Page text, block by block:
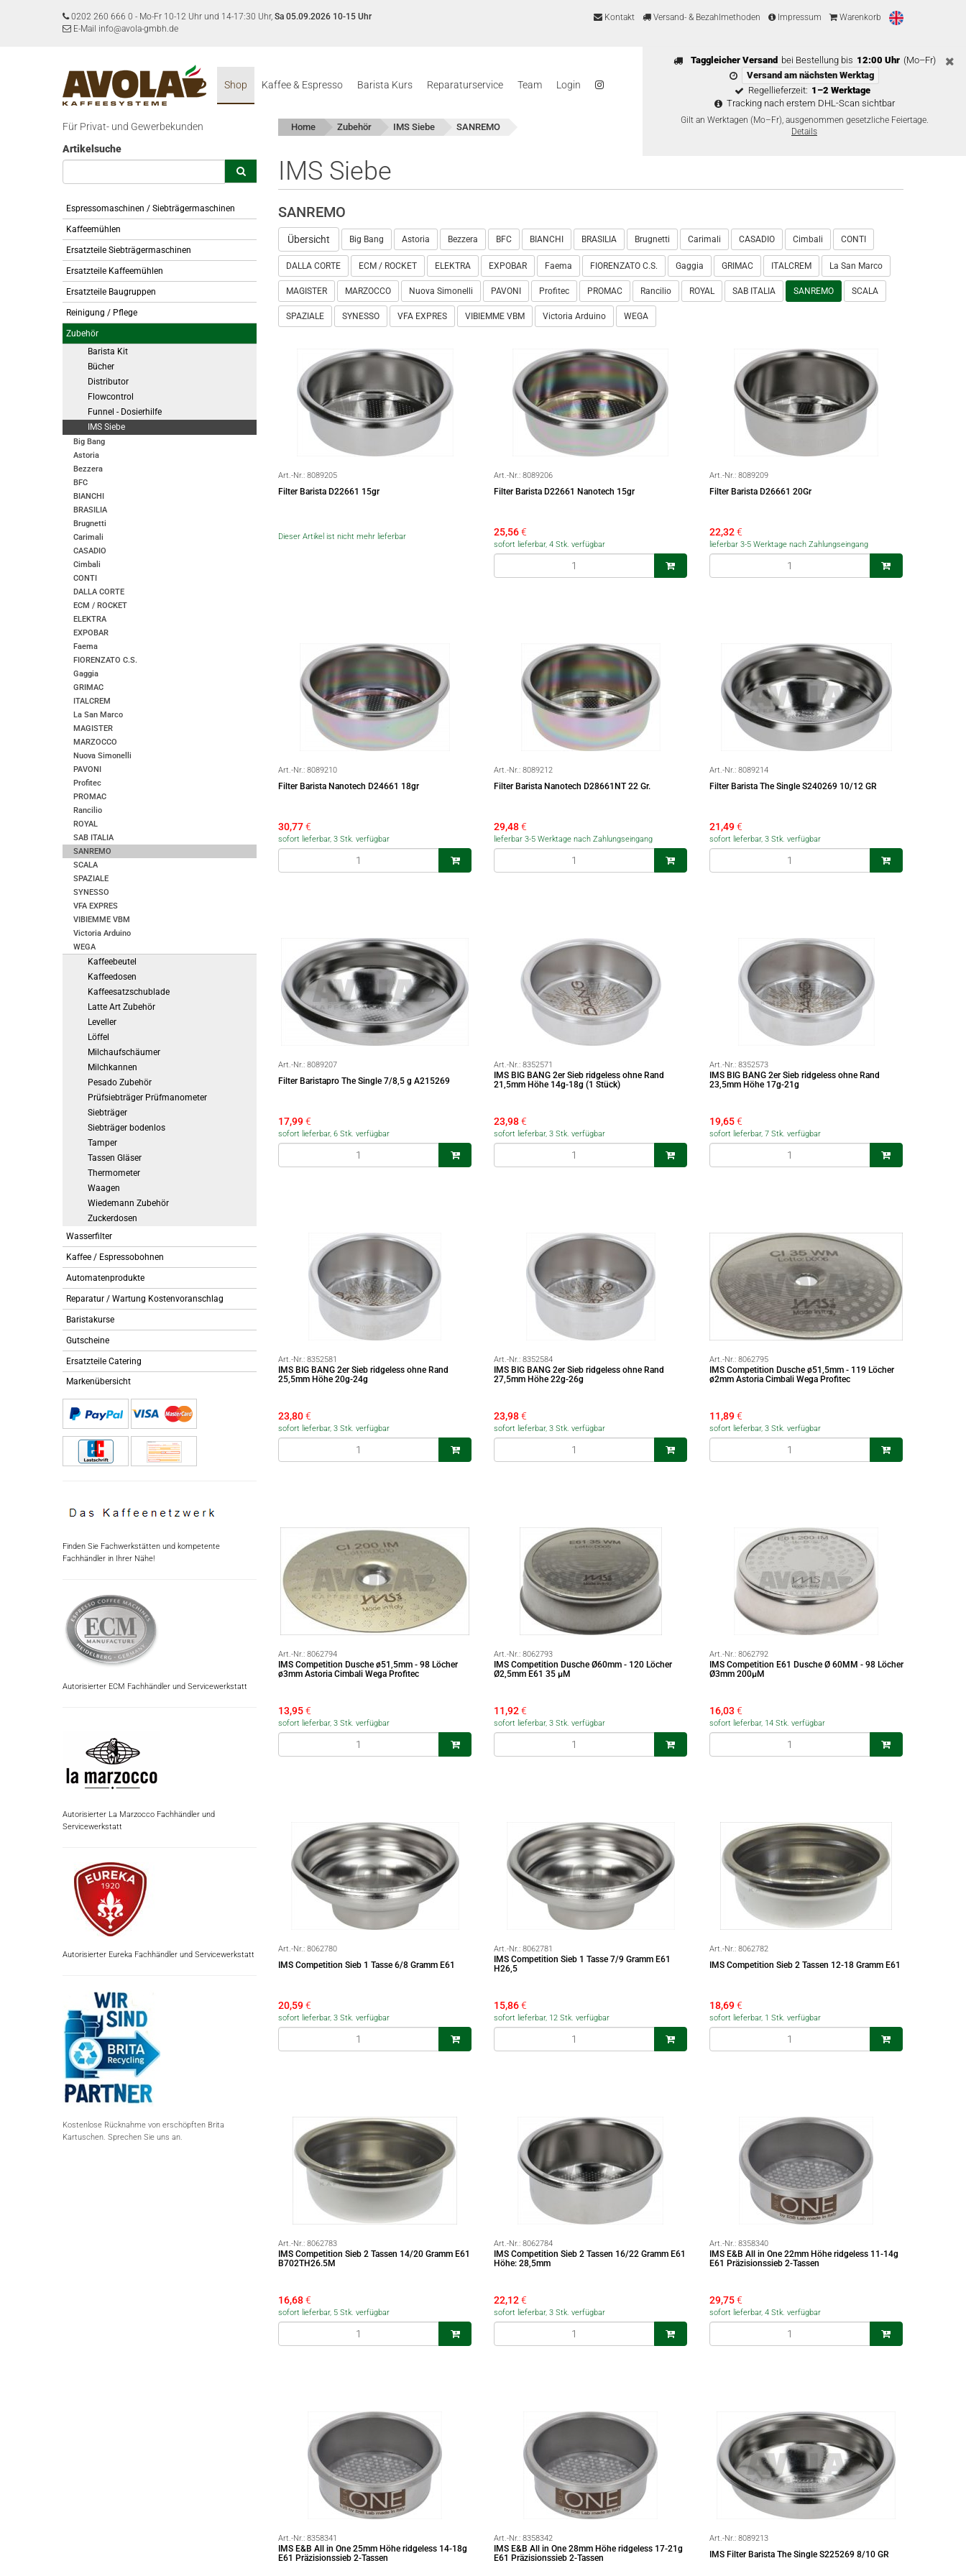
0202 260 666 0 - Mo-Fr 10-12 Uhr und 14-17:30 Uhr, Sa 05.09.2026 10-15 Uhr
E-Mail info@avola-gmbh.de
Kontakt Versand- & Bezahlmethoden Impressum Warenkorb
Taggleicher Versand bei Bestellung bis 12:00 Uhr (Mo–Fr)
Versand am nächsten Werktag
Regellieferzeit: 1–2 Werktage
Tracking nach erstem DHL-Scan sichtbar
Gilt an Werktagen (Mo–Fr), ausgenommen gesetzliche Feiertage.
Details
Shop Kaffee & Espresso Barista Kurs Reparaturservice Team Login
Für Privat- und Gewerbekunden
Artikelsuche
Espressomaschinen / Siebträgermaschinen
Kaffeemühlen
Ersatzteile Siebträgermaschinen
Ersatzteile Kaffeemühlen
Ersatzteile Baugruppen
Reinigung / Pflege
Zubehör
Barista Kit
Bücher
Distributor
Flowcontrol
Funnel - Dosierhilfe
IMS Siebe
Big Bang
Astoria
Bezzera
BFC
BIANCHI
BRASILIA
Brugnetti
Carimali
CASADIO
Cimbali
CONTI
DALLA CORTE
ECM / ROCKET
ELEKTRA
EXPOBAR
Faema
FIORENZATO C.S.
Gaggia
GRIMAC
ITALCREM
La San Marco
MAGISTER
MARZOCCO
Nuova Simonelli
PAVONI
Profitec
PROMAC
Rancilio
ROYAL
SAB ITALIA
SANREMO
SCALA
SPAZIALE
SYNESSO
VFA EXPRES
VIBIEMME VBM
Victoria Arduino
WEGA
Kaffeebeutel
Kaffeedosen
Kaffeesatzschublade
Latte Art Zubehör
Leveller
Löffel
Milchaufschäumer
Milchkannen
Pesado Zubehör
Prüfsiebträger Prüfmanometer
Siebträger
Siebträger bodenlos
Tamper
Tassen Gläser
Thermometer
Waagen
Wiedemann Zubehör
Zuckerdosen
Wasserfilter
Kaffee / Espressobohnen
Automatenprodukte
Reparatur / Wartung Kostenvoranschlag
Baristakurse
Gutscheine
Ersatzteile Catering
Markenübersicht
Finden Sie Fachwerkstätten und kompetente
Fachhändler in Ihrer Nähe!
Autorisierter ECM Fachhändler und Servicewerkstatt
Autorisierter La Marzocco Fachhändler und
Servicewerkstatt
Autorisierter Eureka Fachhändler und Servicewerkstatt
Kostenlose Rücknahme von erschöpften Brita
Kartuschen. Sprechen Sie uns an.
Home Zubehör IMS Siebe SANREMO
IMS Siebe
SANREMO
Übersicht Big Bang Astoria Bezzera BFC BIANCHI BRASILIA Brugnetti Carimali CASADIO Cimbali CONTI
DALLA CORTE ECM / ROCKET ELEKTRA EXPOBAR Faema FIORENZATO C.S. Gaggia GRIMAC ITALCREM La San Marco
MAGISTER MARZOCCO Nuova Simonelli PAVONI Profitec PROMAC Rancilio ROYAL SAB ITALIA SANREMO SCALA
SPAZIALE SYNESSO VFA EXPRES VIBIEMME VBM Victoria Arduino WEGA
Art.-Nr.: 8089205
Filter Barista D22661 15gr
Dieser Artikel ist nicht mehr lieferbar
Art.-Nr.: 8089206
Filter Barista D22661 Nanotech 15gr
25,56€
sofort lieferbar, 4 Stk. verfügbar
Art.-Nr.: 8089209
Filter Barista D26661 20Gr
22,32€
lieferbar 3-5 Werktage nach Zahlungseingang
Art.-Nr.: 8089210
Filter Barista Nanotech D24661 18gr
30,77€
sofort lieferbar, 3 Stk. verfügbar
Art.-Nr.: 8089212
Filter Barista Nanotech D28661NT 22 Gr.
29,48€
lieferbar 3-5 Werktage nach Zahlungseingang
Art.-Nr.: 8089214
Filter Barista The Single S240269 10/12 GR
21,49€
sofort lieferbar, 3 Stk. verfügbar
Art.-Nr.: 8089207
Filter Baristapro The Single 7/8,5 g A215269
17,99€
sofort lieferbar, 6 Stk. verfügbar
Art.-Nr.: 8352571
IMS BIG BANG 2er Sieb ridgeless ohne Rand
21,5mm Höhe 14g-18g (1 Stück)
23,98€
sofort lieferbar, 3 Stk. verfügbar
Art.-Nr.: 8352573
IMS BIG BANG 2er Sieb ridgeless ohne Rand
23,5mm Höhe 17g-21g
19,65€
sofort lieferbar, 7 Stk. verfügbar
Art.-Nr.: 8352581
IMS BIG BANG 2er Sieb ridgeless ohne Rand
25,5mm Höhe 20g-24g
23,80€
sofort lieferbar, 3 Stk. verfügbar
Art.-Nr.: 8352584
IMS BIG BANG 2er Sieb ridgeless ohne Rand
27,5mm Höhe 22g-26g
23,98€
sofort lieferbar, 3 Stk. verfügbar
Art.-Nr.: 8062795
IMS Competition Dusche ø51,5mm - 119 Löcher
ø2mm Astoria Cimbali Wega Profitec
11,89€
sofort lieferbar, 3 Stk. verfügbar
Art.-Nr.: 8062794
IMS Competition Dusche ø51,5mm - 98 Löcher
ø3mm Astoria Cimbali Wega Profitec
13,95€
sofort lieferbar, 3 Stk. verfügbar
Art.-Nr.: 8062793
IMS Competition Dusche Ø60mm - 120 Löcher
Ø2,5mm E61 35 µM
11,92€
sofort lieferbar, 3 Stk. verfügbar
Art.-Nr.: 8062792
IMS Competition E61 Dusche Ø 60MM - 98 Löcher
Ø3mm 200µM
16,03€
sofort lieferbar, 14 Stk. verfügbar
Art.-Nr.: 8062780
IMS Competition Sieb 1 Tasse 6/8 Gramm E61
20,59€
sofort lieferbar, 3 Stk. verfügbar
Art.-Nr.: 8062781
IMS Competition Sieb 1 Tasse 7/9 Gramm E61
H26,5
15,86€
sofort lieferbar, 12 Stk. verfügbar
Art.-Nr.: 8062782
IMS Competition Sieb 2 Tassen 12-18 Gramm E61
18,69€
sofort lieferbar, 1 Stk. verfügbar
Art.-Nr.: 8062783
IMS Competition Sieb 2 Tassen 14/20 Gramm E61
B702TH26.5M
16,68€
sofort lieferbar, 5 Stk. verfügbar
Art.-Nr.: 8062784
IMS Competition Sieb 2 Tassen 16/22 Gramm E61
Höhe: 28,5mm
22,12€
sofort lieferbar, 3 Stk. verfügbar
Art.-Nr.: 8358340
IMS E&B All in One 22mm Höhe ridgeless 11-14g
E61 Präzisionssieb 2-Tassen
29,75€
sofort lieferbar, 4 Stk. verfügbar
Art.-Nr.: 8358341
IMS E&B All in One 25mm Höhe ridgeless 14-18g
E61 Präzisionssieb 2-Tassen
Art.-Nr.: 8358342
IMS E&B All in One 28mm Höhe ridgeless 17-21g
E61 Präzisionssieb 2-Tassen
Art.-Nr.: 8089213
IMS Filter Barista The Single S225269 8/10 GR